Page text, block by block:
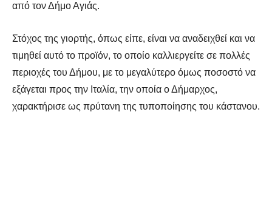
από τον Δήμο Αγιάς.
Στόχος της γιορτής, όπως είπε, είναι να αναδειχθεί και να
τιμηθεί αυτό το προϊόν, το οποίο καλλιεργείτε σε πολλές
περιοχές του Δήμου, με το μεγαλύτερο όμως ποσοστό να
εξάγεται προς την Ιταλία, την οποία ο Δήμαρχος,
χαρακτήρισε ως πρύτανη της τυποποίησης του κάστανου.